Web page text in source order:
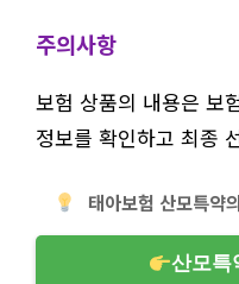
주의사항
보험 상품의 내용은 보
정보를 확인하고 최종
태아보험 산모특약
산모특